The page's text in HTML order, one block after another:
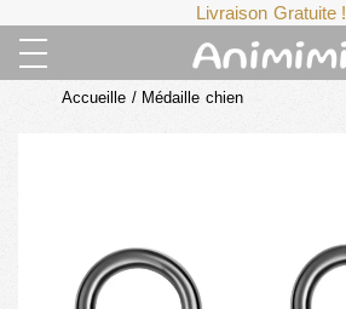
Livraison Gratuite !
Accueille / Médaille chien